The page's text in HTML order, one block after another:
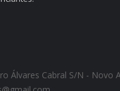
Álvares Cabral S/N - Novo